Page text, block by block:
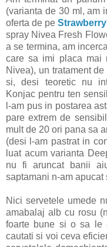
(varianta de 30 ml, am
oferta de pe
spray Nivea Fresh
a se termina, am
care sa imi placa mai
Nivea), un tratament
si, desi teoretic nu
Konjac pentru ten
l-am pus in postarea
pare extrem de
mult de 20 ori pana sa
(desi l-am pastrat in
luat acum varianta
nu fi aruncat banii
saptamani n-am apucat
Nici servetele umede
amabalaj alb cu rosu
foarte bune si o sa le
cautati si voi ceva